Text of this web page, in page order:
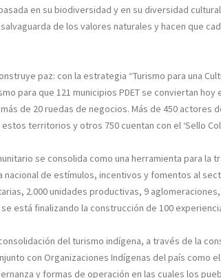
en su biodiversidad y en su diversidad
de los valores naturales y hacen que
paz: con la estrategia “Turismo para una
para que 121 municipios PDET se conviertan
de 20 ruedas de negocios. Más de 450 actores
territorios y otros 750 cuentan con el ‘Sello
se consolida como una herramienta para la
nacional de estímulos, incentivos y fomentos al
2.000 unidades productivas, 9
está finalizando la construcción de 100
del turismo indígena, a través de la
con Organizaciones Indígenas del país como el
y formas de operación en las cuales los